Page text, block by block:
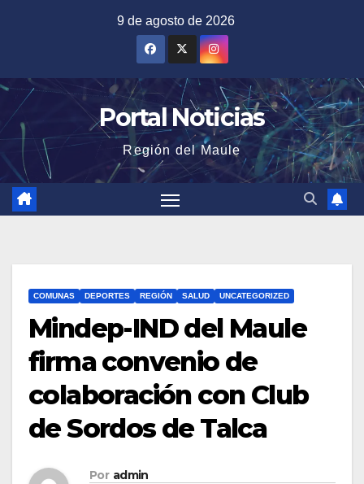
9 de agosto de 2026
Portal Noticias
Región del Maule
COMUNAS DEPORTES REGIÓN SALUD UNCATEGORIZED
Mindep-IND del Maule
firma convenio de
colaboración con Club
de Sordos de Talca
Por admin